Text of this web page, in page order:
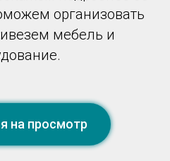
235 95 79
организовать
мебель и
на просмотр